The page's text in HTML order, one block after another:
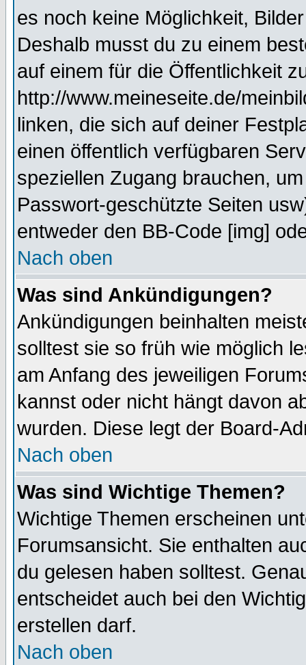
es noch keine Möglichkeit,
Deshalb musst du zu einem
auf einem für die Öffentlichkeit
http://www.meineseite.de/
linken, die sich auf deiner
einen öffentlich verfügbaren
speziellen Zugang brauchen,
Passwort-geschützte Seiten
entweder den BB-Code [img]
Nach oben
Was sind Ankündigungen?
Ankündigungen beinhalten
solltest sie so früh wie möglich
am Anfang des jeweiligen
kannst oder nicht hängt davon
wurden. Diese legt der Board-
Nach oben
Was sind Wichtige Themen?
Wichtige Themen erscheinen
Forumsansicht. Sie enthalten
du gelesen haben solltest.
entscheidet auch bei den
erstellen darf.
Nach oben